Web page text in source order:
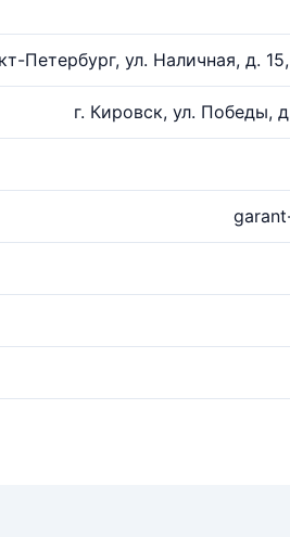
Петербург, ул. Наличная, д.
г. Кировск, ул. Победы,